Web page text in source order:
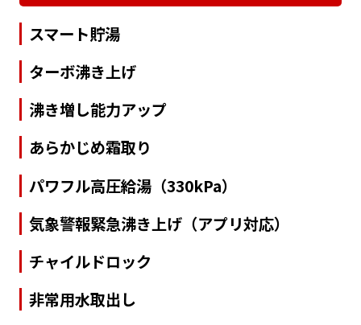
スマート貯湯
ターボ沸き上げ
沸き増し能力アップ
あらかじめ霜取り
パワフル高圧給湯（330kPa）
気象警報緊急沸き上げ（アプリ対応）
チャイルドロック
非常用水取出し